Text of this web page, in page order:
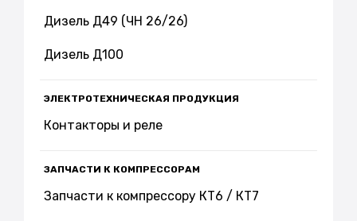
Дизель Д49 (ЧН 26/26)
Дизель Д100
ЭЛЕКТРОТЕХНИЧЕСКАЯ ПРОДУКЦИЯ
Контакторы и реле
ЗАПЧАСТИ К КОМПРЕССОРАМ
Запчасти к компрессору КТ6 / КТ7